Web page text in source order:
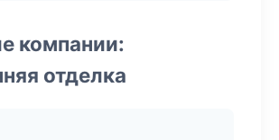
компании:
отделка